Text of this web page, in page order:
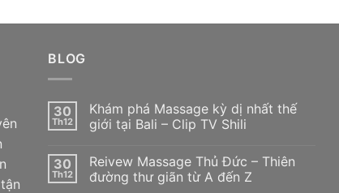
BLOG
30
Th12
Khám phá Massage kỳ dị nhất thế
giới tại Bali – Clip TV Shili
30
Th12
Reivew Massage Thủ Đức – Thiên
đường thư giãn từ A đến Z